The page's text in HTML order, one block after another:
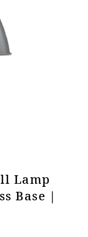
Lamp
Base |